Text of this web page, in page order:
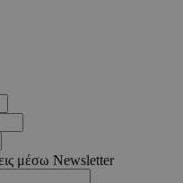
μέσω Newsletter